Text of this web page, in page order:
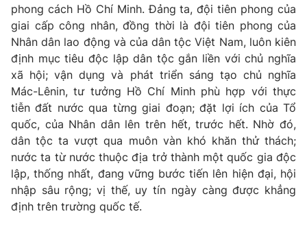
® Cấm sao chép dưới mọi hình thức nếu không có sự chấp
thuận bằng văn bản. Ghi rõ nguồn VTV.vn khi phát hành lại
thông tin từ website này.
phong cách Hồ Chí Minh. Đảng ta, đội tiên phong của
giai cấp công nhân, đồng thời là đội tiên phong của
Nhân dân lao động và của dân tộc Việt Nam, luôn kiên
định mục tiêu độc lập dân tộc gắn liền với chủ nghĩa
xã hội; vận dụng và phát triển sáng tạo chủ nghĩa
Mác-Lênin, tư tưởng Hồ Chí Minh phù hợp với thực
tiễn đất nước qua từng giai đoạn; đặt lợi ích của Tổ
quốc, của Nhân dân lên trên hết, trước hết. Nhờ đó,
dân tộc ta vượt qua muôn vàn khó khăn thử thách;
nước ta từ nước thuộc địa trở thành một quốc gia độc
lập, thống nhất, đang vững bước tiến lên hiện đại, hội
nhập sâu rộng; vị thế, uy tín ngày càng được khẳng
định trên trường quốc tế.